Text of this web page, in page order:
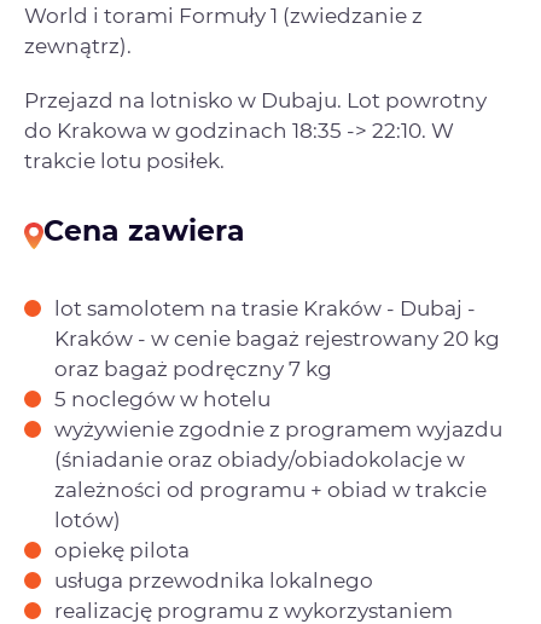
World i torami Formuły 1 (zwiedzanie z
zewnątrz).
Przejazd na lotnisko w Dubaju. Lot powrotny
do Krakowa w godzinach 18:35 -> 22:10. W
trakcie lotu posiłek.
Cena zawiera
lot samolotem na trasie Kraków - Dubaj -
Kraków - w cenie bagaż rejestrowany 20 kg
oraz bagaż podręczny 7 kg
5 noclegów w hotelu
wyżywienie zgodnie z programem wyjazdu
(śniadanie oraz obiady/obiadokolacje w
zależności od programu + obiad w trakcie
lotów)
opiekę pilota
usługa przewodnika lokalnego
realizację programu z wykorzystaniem